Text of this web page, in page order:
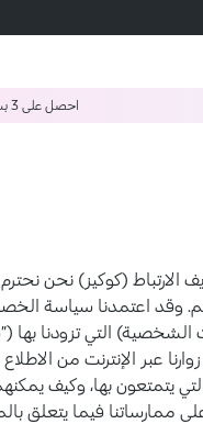
احصل على 3 بسعر 2
(كوكيز) نحن
وقد اعتمدنا سياسة
الشخصية) التي تزودنا
زوارنا عبر الإنترنت
التي يتمتعون بها، وكيف
ممارساتنا فيما يتعلق